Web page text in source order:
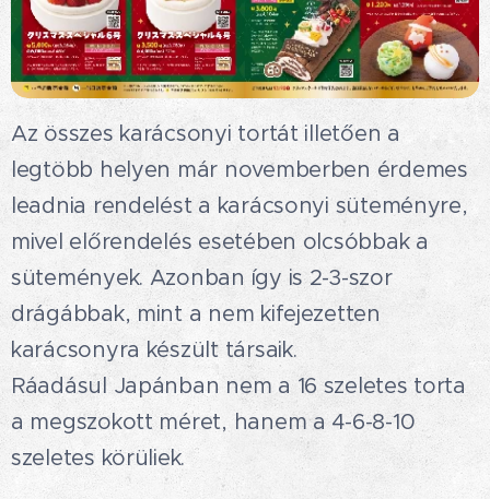
Az összes karácsonyi tortát illetően a
legtöbb helyen már novemberben érdemes
leadnia rendelést a karácsonyi süteményre,
mivel előrendelés esetében olcsóbbak a
sütemények. Azonban így is 2-3-szor
drágábbak, mint a nem kifejezetten
karácsonyra készült társaik.
Ráadásul Japánban nem a 16 szeletes torta
a megszokott méret, hanem a 4-6-8-10
szeletes körüliek.